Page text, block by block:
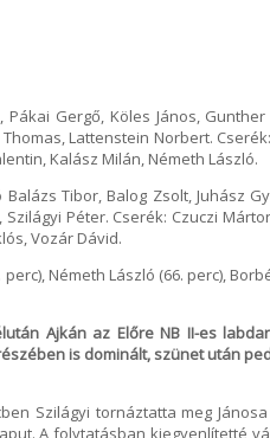
Gergő, Köles János,
Lattenstein Norbert.
Kalász Milán, Németh László.
Tibor, Balog Zsolt, Juhász
Péter. Cserék: Czuczi
Vozár Dávid.
Németh László (66. perc),
Ajkán az Előre NB II-es
is dominált, szünet után
Szilágyi tornáztatta meg
A folytatásban kiegyenlítetté